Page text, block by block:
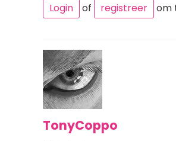
Login of registreer om
TonyCoppo